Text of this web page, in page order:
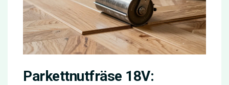
Parkettnutfräse 18V: